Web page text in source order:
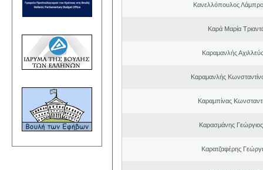
Κανελλόπουλος
Καρά Μαρία
Καραμανλής
Καραμανλής
Καραμπίνας
Καρασμάνης
Καρατζαφέρης